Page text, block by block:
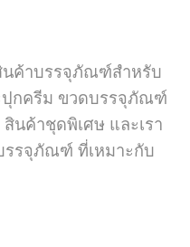
นค้าบรรจุภัณฑ์สำหรับ
ปุกครีม ขวดบรรจุภัณฑ์
นค้าชุดพิเศษ และเรา
รรจุภัณฑ์ ที่เหมาะกับ